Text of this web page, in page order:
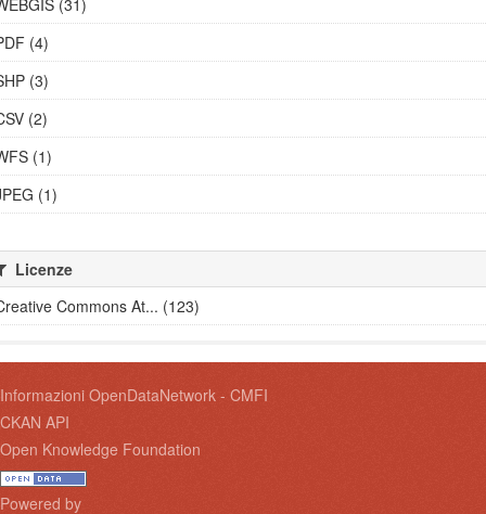
(31)
(4)
(3)
(2)
(1)
(1)
Licenze
Commons At... (123)
Informazioni OpenDataNetwork - CMFI
CKAN API
Open Knowledge Foundation
Powered by